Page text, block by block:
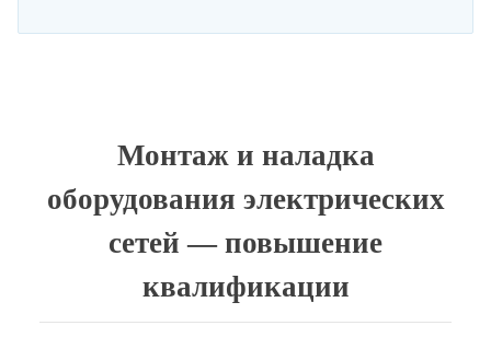
Нормы и правила работы в электротехнических лабораториях
Монтаж и наладка
оборудования электрических
сетей — повышение
квалификации